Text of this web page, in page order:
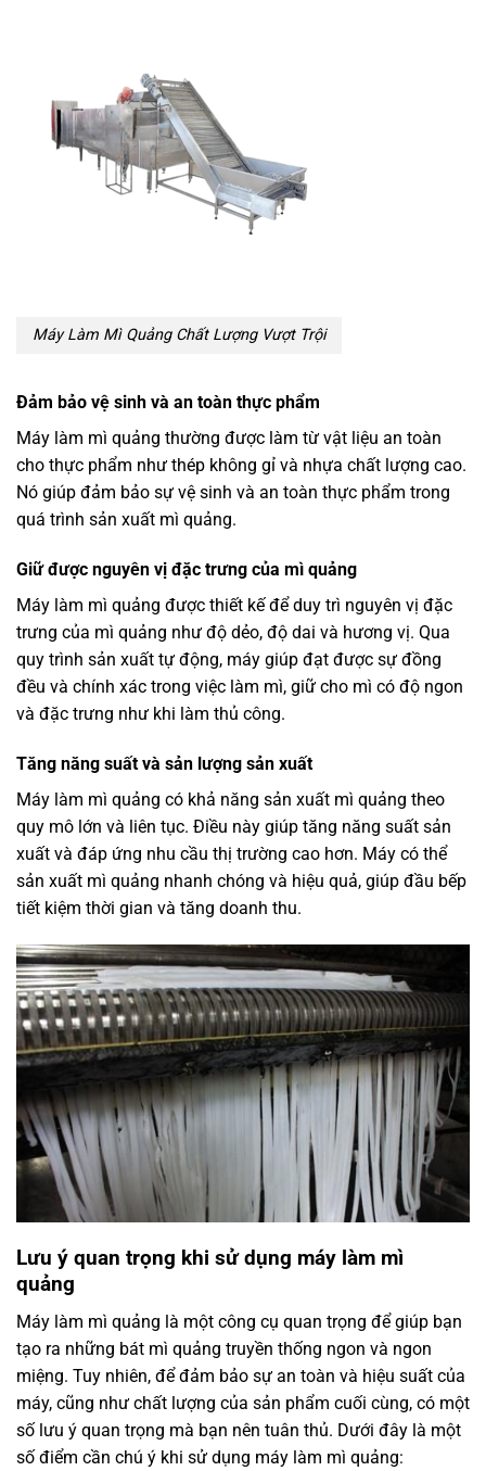
Máy Làm Mì Quảng Chất Lượng Vượt Trội
Đảm bảo vệ sinh và an toàn thực phẩm
Máy làm mì quảng thường được làm từ vật liệu an toàn
cho thực phẩm như thép không gỉ và nhựa chất lượng cao.
Nó giúp đảm bảo sự vệ sinh và an toàn thực phẩm trong
quá trình sản xuất mì quảng.
Giữ được nguyên vị đặc trưng của mì quảng
Máy làm mì quảng được thiết kế để duy trì nguyên vị đặc
trưng của mì quảng như độ dẻo, độ dai và hương vị. Qua
quy trình sản xuất tự động, máy giúp đạt được sự đồng
đều và chính xác trong việc làm mì, giữ cho mì có độ ngon
và đặc trưng như khi làm thủ công.
Tăng năng suất và sản lượng sản xuất
Máy làm mì quảng có khả năng sản xuất mì quảng theo
quy mô lớn và liên tục. Điều này giúp tăng năng suất sản
xuất và đáp ứng nhu cầu thị trường cao hơn. Máy có thể
sản xuất mì quảng nhanh chóng và hiệu quả, giúp đầu bếp
tiết kiệm thời gian và tăng doanh thu.
Lưu ý quan trọng khi sử dụng máy làm mì
quảng
Máy làm mì quảng là một công cụ quan trọng để giúp bạn
tạo ra những bát mì quảng truyền thống ngon và ngon
miệng. Tuy nhiên, để đảm bảo sự an toàn và hiệu suất của
máy, cũng như chất lượng của sản phẩm cuối cùng, có một
số lưu ý quan trọng mà bạn nên tuân thủ. Dưới đây là một
số điểm cần chú ý khi sử dụng máy làm mì quảng: